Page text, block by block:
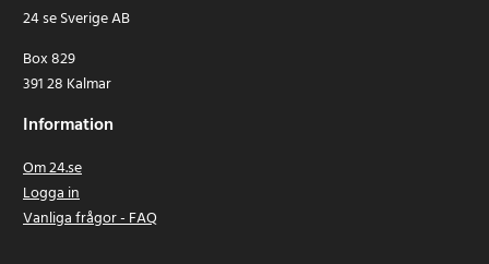
24 se Sverige AB
Box 829
391 28 Kalmar
Information
Om 24.se
Logga in
Vanliga frågor - FAQ